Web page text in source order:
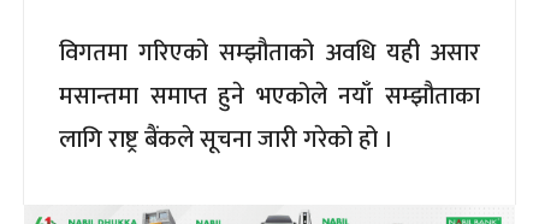
विगतमा गरिएको सम्झौताको अवधि यही असार
मसान्तमा समाप्त हुने भएकोले नयाँ सम्झौताका
लागि राष्ट्र बैंकले सूचना जारी गरेको हो ।